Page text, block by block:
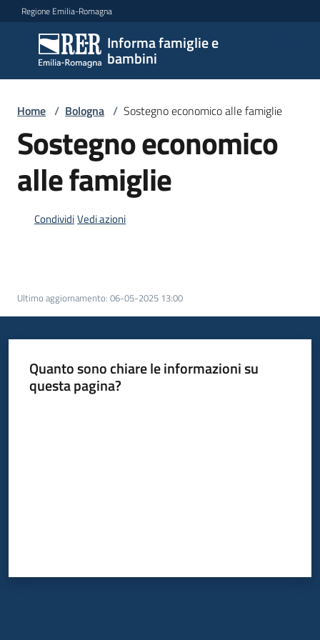
Vai al contenuto
Vai alla navigazione
Vai al footer
Regione Emilia-Romagna
Informa famiglie e
bambini
Informa
famiglie
e
bambini
Argomenti
Servizi
le
famiglie
Informazioni
locali
Home / Bologna / Sostegno economico alle famiglie
Sostegno economico
alle famiglie
CondividiVedi azioni
Ultimo aggiornamento: 06-05-2025 13:00
Quanto sono chiare le informazioni su
questa pagina?